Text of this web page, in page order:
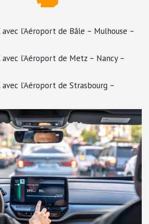
l’Aéroport de Bâle – Mulhouse –
l’Aéroport de Metz – Nancy –
l’Aéroport de Strasbourg –